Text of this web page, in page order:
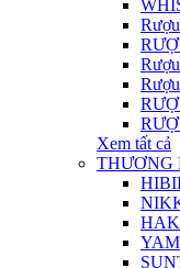
Xem tất cả
THƯƠNG